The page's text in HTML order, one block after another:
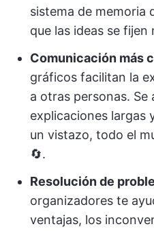
sistema de memoria
que las ideas se fijen
Comunicación más
gráficos facilitan la
a otras personas. Se
explicaciones largas
un vistazo, todo el
🔄.
Resolución de
organizadores te
ventajas, los